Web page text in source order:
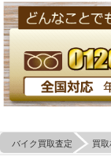
バイク買取査定 買